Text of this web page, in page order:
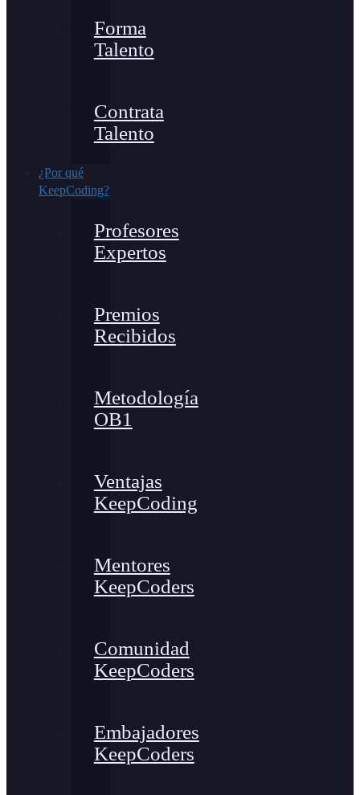
Forma
Talento
Contrata
Talento
¿Por qué
KeepCoding?
Profesores
Expertos
Premios
Recibidos
Metodología
OB1
Ventajas
KeepCoding
Mentores
KeepCoders
Comunidad
KeepCoders
Embajadores
KeepCoders